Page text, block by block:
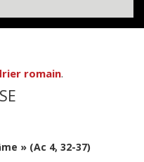
romain.
» (Ac 4, 32-37)